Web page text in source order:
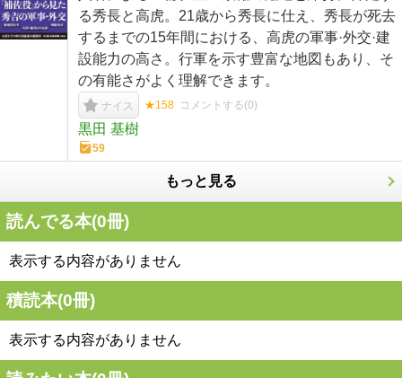
る秀長と高虎。21歳から秀長に仕え、秀長が死去
するまでの15年間における、高虎の軍事·外交·建
設能力の高さ。行軍を示す豊富な地図もあり、そ
の有能さがよく理解できます。
ナイス ★158 コメントする(0)
黒田 基樹
59
もっと見る
読んでる本(0冊)
表示する内容がありません
積読本(0冊)
表示する内容がありません